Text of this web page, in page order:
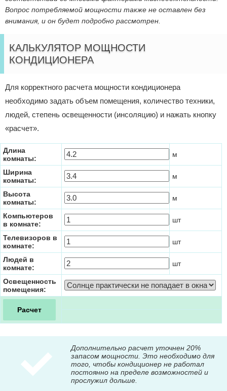
Вопрос потребляемой мощности также не оставлен без
внимания, и он будет подробно рассмотрен.
КАЛЬКУЛЯТОР МОЩНОСТИ
КОНДИЦИОНЕРА
Для корректного расчета мощности кондиционера
необходимо задать объем помещения, количество техники,
людей, степень освещенности (инсоляцию) и нажать кнопку
«расчет».
Длина
комнаты:
м
Ширина
комнаты:
м
Высота
комнаты:
м
Компьютеров
в комнате:
шт
Телевизоров в
комнате:
шт
Людей в
комнате:
шт
Освещенность
помещения:
Дополнительно расчет уточнен 20%
запасом мощности. Это необходимо для
того, чтобы кондиционер не работал
постоянно на пределе возможностей и
прослужил дольше.